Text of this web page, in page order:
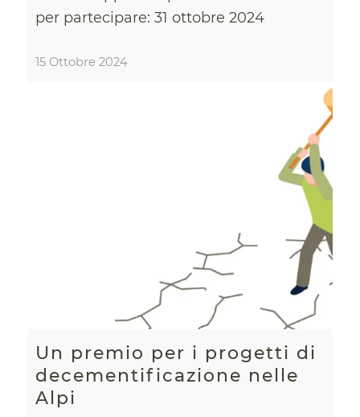
per partecipare: 31 ottobre 2024
15 Ottobre 2024
Un premio per i progetti di
decementificazione nelle
Alpi